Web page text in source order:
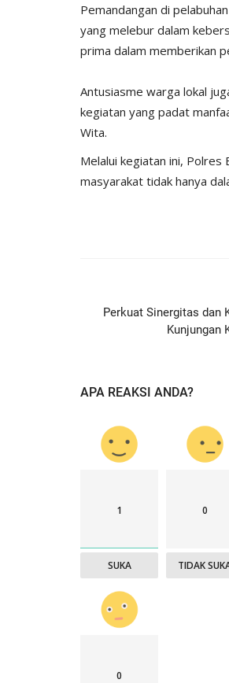
Pemandangan di
yang melebur dalam
prima dalam memberikan
​Antusiasme warga lokal
kegiatan yang padat
Wita.
​Melalui kegiatan ini,
masyarakat tidak hanya
Perkuat Sinergitas dan
Kunjungan
APA REAKSI ANDA?
1
SUKA
0
TIDAK
0
User Sep 16, 2025
Polri melalui Polres
mendistribusikan